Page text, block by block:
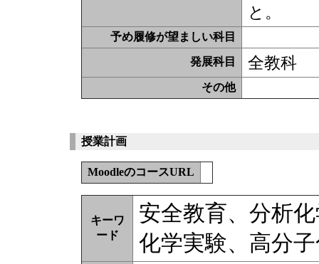
と。
予め履修が望ましい科目
発展科目 全教科
その他
授業計画
MoodleのコースURL
キーワ
ード
安全教育、分析
化学実験、高分